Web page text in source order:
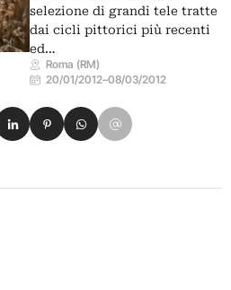
selezione di grandi tele tratte
dai cicli pittorici più recenti
ed…
Roma (RM)
20/01/2012–08/03/2012
Facebook
su Xsu LinkedIn
Condividi su Pinterest
Condividi su WhatsApp
Condividi su Email